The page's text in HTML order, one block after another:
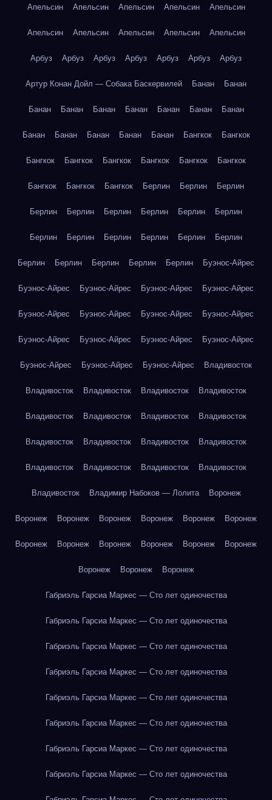
Апельсин Апельсин Апельсин Апельсин Апельсин
Апельсин Апельсин Апельсин Апельсин Апельсин
Арбуз Арбуз Арбуз Арбуз Арбуз Арбуз Арбуз
Артур Конан Дойл — Собака Баскервилей Банан Банан
Банан Банан Банан Банан Банан Банан Банан
Банан Банан Банан Банан Банан Бангкок Бангкок
Бангкок Бангкок Бангкок Бангкок Бангкок Бангкок
Бангкок Бангкок Бангкок Берлин Берлин Берлин
Берлин Берлин Берлин Берлин Берлин Берлин
Берлин Берлин Берлин Берлин Берлин Берлин
Берлин Берлин Берлин Берлин Берлин Буэнос-Айрес
Буэнос-Айрес Буэнос-Айрес Буэнос-Айрес Буэнос-Айрес
Буэнос-Айрес Буэнос-Айрес Буэнос-Айрес Буэнос-Айрес
Буэнос-Айрес Буэнос-Айрес Буэнос-Айрес Буэнос-Айрес
Буэнос-Айрес Буэнос-Айрес Буэнос-Айрес Владивосток
Владивосток Владивосток Владивосток Владивосток
Владивосток Владивосток Владивосток Владивосток
Владивосток Владивосток Владивосток Владивосток
Владивосток Владивосток Владивосток Владивосток
Владивосток Владимир Набоков — Лолита Воронеж
Воронеж Воронеж Воронеж Воронеж Воронеж Воронеж
Воронеж Воронеж Воронеж Воронеж Воронеж Воронеж
Воронеж Воронеж Воронеж
Габриэль Гарсиа Маркес — Сто лет одиночества
Габриэль Гарсиа Маркес — Сто лет одиночества
Габриэль Гарсиа Маркес — Сто лет одиночества
Габриэль Гарсиа Маркес — Сто лет одиночества
Габриэль Гарсиа Маркес — Сто лет одиночества
Габриэль Гарсиа Маркес — Сто лет одиночества
Габриэль Гарсиа Маркес — Сто лет одиночества
Габриэль Гарсиа Маркес — Сто лет одиночества